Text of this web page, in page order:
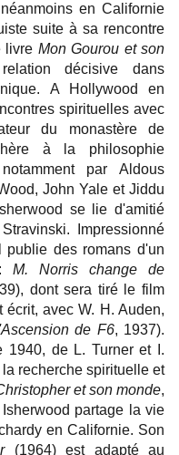
en Californie
suite à sa rencontre
livre Mon Gourou et son
décisive dans
A Hollywood en
spirituelles avec
du monastère de
à la philosophie
par Aldous
John Yale et Jiddu
se lie d'amitié
Impressionné
publie des romans d'un
M. Norris change de
dont sera tiré le film
avec W. H. Auden,
de F6, 1937).
1940, de L. Turner et I.
recherche spirituelle et
et son monde,
partage la vie
en Californie. Son
(1964) est adapté au